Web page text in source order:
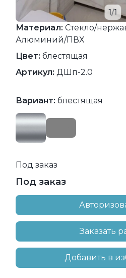
1/1
Материал: Стекло/
Алюминий/ПВХ
Цвет: блестящая
Артикул: ДШп-2.0
Вариант: блестящая
Под заказ
Под заказ
Заказать
Добавить в